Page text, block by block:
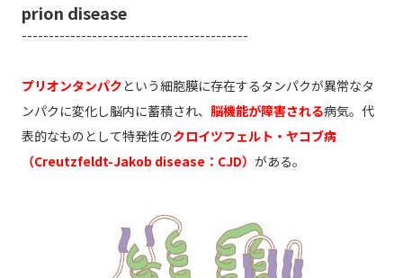
prion disease
------------------------------------------
プリオンタンパクという細胞膜に存在するタンパクが異常なタ
ンパクに変化し脳内に蓄積され、 脳機能が障害される病気。代
表的なものとして特発性のクロイツフェルト・ヤコブ病
（Creutzfeldt-Jakob disease：CJD） がある。